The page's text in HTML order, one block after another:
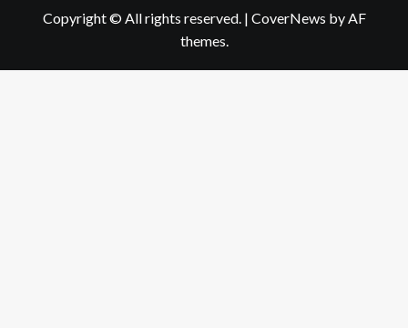
Copyright © All rights reserved. | CoverNews by AF
themes.